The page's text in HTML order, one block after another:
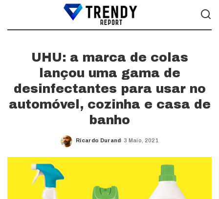
UHU: a marca de colas
lançou uma gama de
desinfectantes para usar no
automóvel, cozinha e casa de
banho
Posted
Ricardo Durand 3 Maio, 2021